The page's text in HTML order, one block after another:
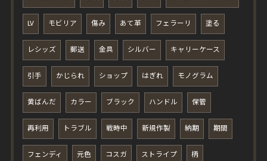
LV モビリア 傷み あて革 フェラーリ 塗る
レシッズ 郵送 金具 シルバー キャリーケース
引手 かじられ ショップ はぎれ モノグラム
黄ばんだ カラー ブラック ハンドル 保管
再利用 トラブル 戦時中 新規作製 納期 期間
フェンディ 元色 コスガ ストライプ 柄